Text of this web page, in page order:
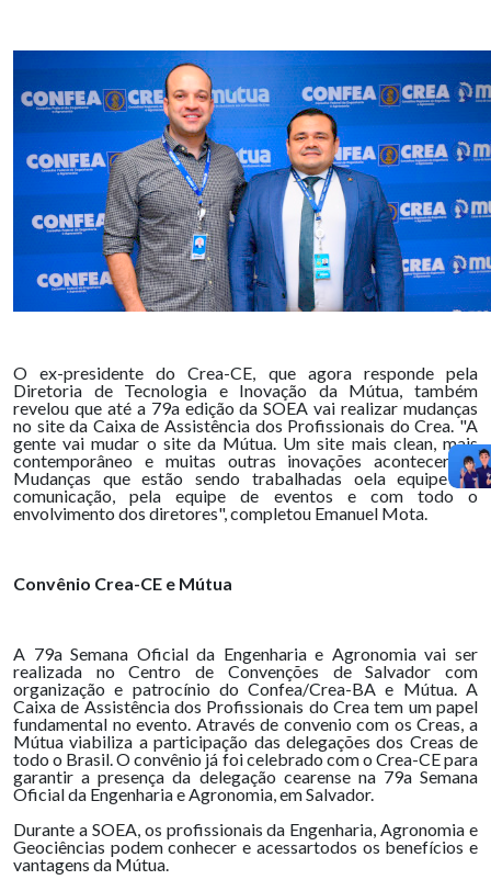
O ex-presidente do Crea-CE, que agora responde pela
Diretoria de Tecnologia e Inovação da Mútua, também
revelou que até a 79a edição da SOEA vai realizar mudanças
no site da Caixa de Assistência dos Profissionais do Crea. "A
gente vai mudar o site da Mútua. Um site mais clean, mais
contemporâneo e muitas outras inovações acontecer lá.
Mudanças que estão sendo trabalhadas oela equipe de
comunicação, pela equipe de eventos e com todo o
envolvimento dos diretores", completou Emanuel Mota.
Convênio Crea-CE e Mútua
A 79a Semana Oficial da Engenharia e Agronomia vai ser
realizada no Centro de Convenções de Salvador com
organização e patrocínio do Confea/Crea-BA e Mútua. A
Caixa de Assistência dos Profissionais do Crea tem um papel
fundamental no evento. Através de convenio com os Creas, a
Mútua viabiliza a participação das delegações dos Creas de
todo o Brasil. O convênio já foi celebrado com o Crea-CE para
garantir a presença da delegação cearense na 79a Semana
Oficial da Engenharia e Agronomia, em Salvador.
Durante a SOEA, os profissionais da Engenharia, Agronomia e
Geociências podem conhecer e acessartodos os benefícios e
vantagens da Mútua.